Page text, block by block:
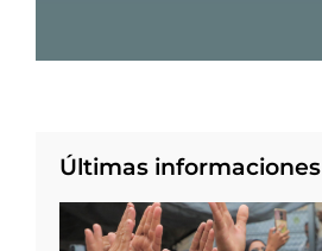
Últimas informaciones